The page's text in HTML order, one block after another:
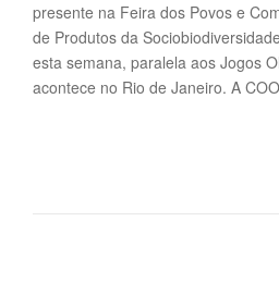
presente na Feira dos Povos e
de Produtos da
esta semana, paralela aos Jogos
acontece no Rio de Janeiro. A